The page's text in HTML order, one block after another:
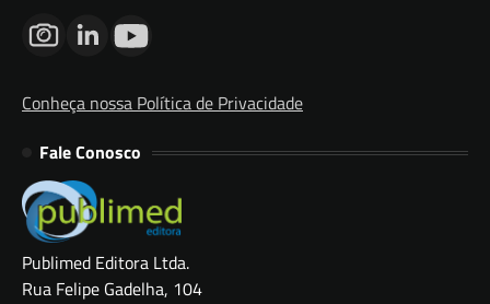
Conheça nossa Política de Privacidade
Fale Conosco
Publimed Editora Ltda.
Rua Felipe Gadelha, 104